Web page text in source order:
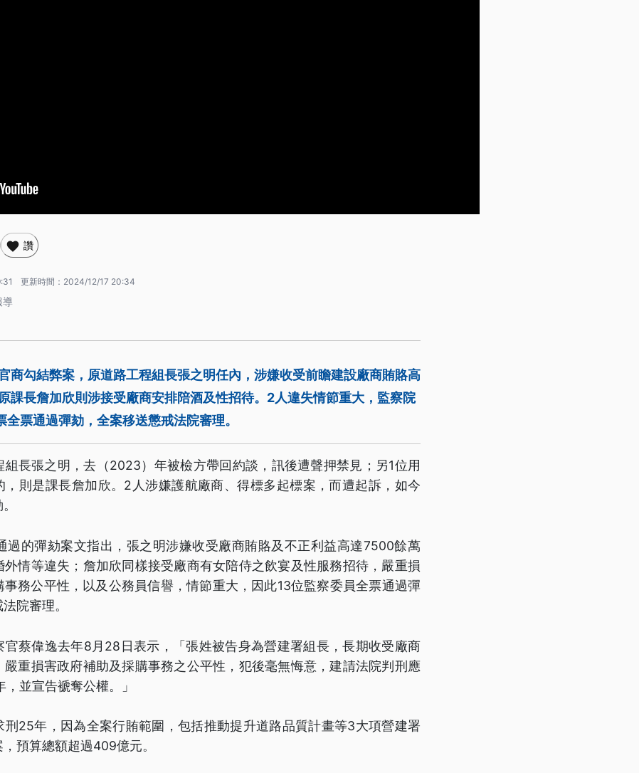
讚
更新時間： 2024/12/17 20:34
導
商勾結弊案，原道路工程組長張之明任內，涉嫌收受前瞻建設廠商賄賂高
課長詹加欣則涉接受廠商安排陪酒及性招待。2人違失情節重大，監察院
票通過彈劾，全案移送懲戒法院審理。
組長張之明，去（2023）年被檢方帶回約談，訊後遭聲押禁見；另1位用
，則是課長詹加欣。2人涉嫌護航廠商、得標多起標案，而遭起訴，如今
過的彈劾案文指出，張之明涉嫌收受廠商賄賂及不正利益高達7500餘萬
外情等違失；詹加欣同樣接受廠商有女陪侍之飲宴及性服務招待，嚴重損
務公平性，以及公務員信譽，情節重大，因此13位監察委員全票通過彈
院審理。
官蔡偉逸去年8月28日表示，「張姓被告身為營建署組長，長期收受廠商
嚴重損害政府補助及採購事務之公平性，犯後毫無悔意，建請法院判刑應
並宣告褫奪公權。」
刑25年，因為全案行賄範圍，包括推動提升道路品質計畫等3大項營建署
預算總額超過409億元。